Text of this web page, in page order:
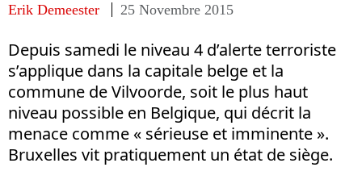
Erik Demeester 25 Novembre 2015
Depuis samedi le niveau 4 d’alerte terroriste
s’applique dans la capitale belge et la
commune de Vilvoorde, soit le plus haut
niveau possible en Belgique, qui décrit la
menace comme « sérieuse et imminente ».
Bruxelles vit pratiquement un état de siège.